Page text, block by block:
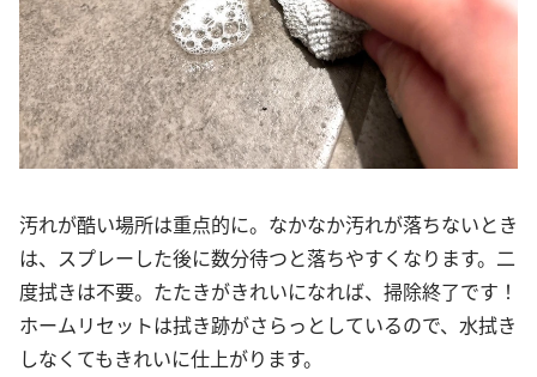
汚れが酷い場所は重点的に。なかなか汚れが落ちないとき
は、スプレーした後に数分待つと落ちやすくなります。二
度拭きは不要。たたきがきれいになれば、掃除終了です！
ホームリセットは拭き跡がさらっとしているので、水拭き
しなくてもきれいに仕上がります。